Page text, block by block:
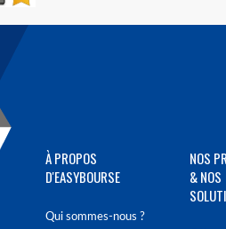
À PROPOS
D'EASYBOURSE
Qui sommes-nous ?
NOS
& NOS